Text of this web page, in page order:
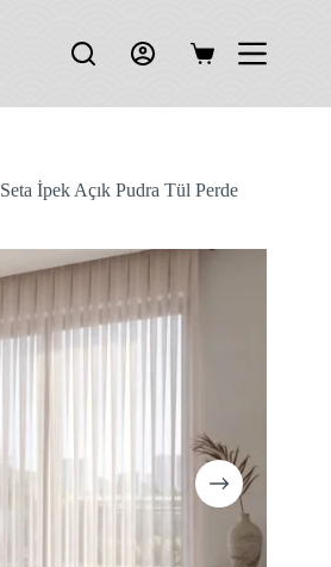
Shopping
Seta İpek Açık Pudra Tül Perde